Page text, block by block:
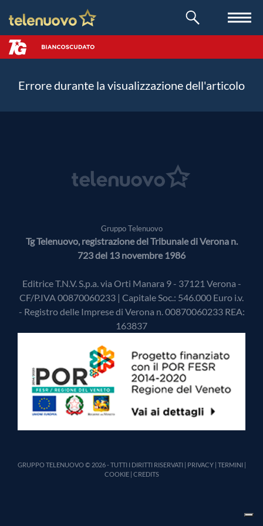
Errore durante la visualizzazione dell'articolo
Gruppo Telenuovo
Tg Telenuovo, registrazione del Tribunale di Verona n.
723 del 13 novembre 1986
Editrice T.N.V. S.p.a. via Orti Manara 9 - 37121 Verona -
CF/P.IVA 00870060233 | Capitale Soc.: 546.000 Euro i.v.
- Registro delle Imprese di Verona n. 00870060233 REA:
163837
GRUPPO TELENUOVO © 2026 - TUTTI I DIRITTI RISERVATI | PRIVACY| TERMINI|
COOKIE| CREDITS